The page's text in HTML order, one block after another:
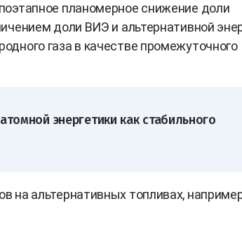
планомерное снижение доли
доли ВИЭ и альтернативной
газа в качестве промежуточного
энергетики как стабильного
на альтернативных топливах,